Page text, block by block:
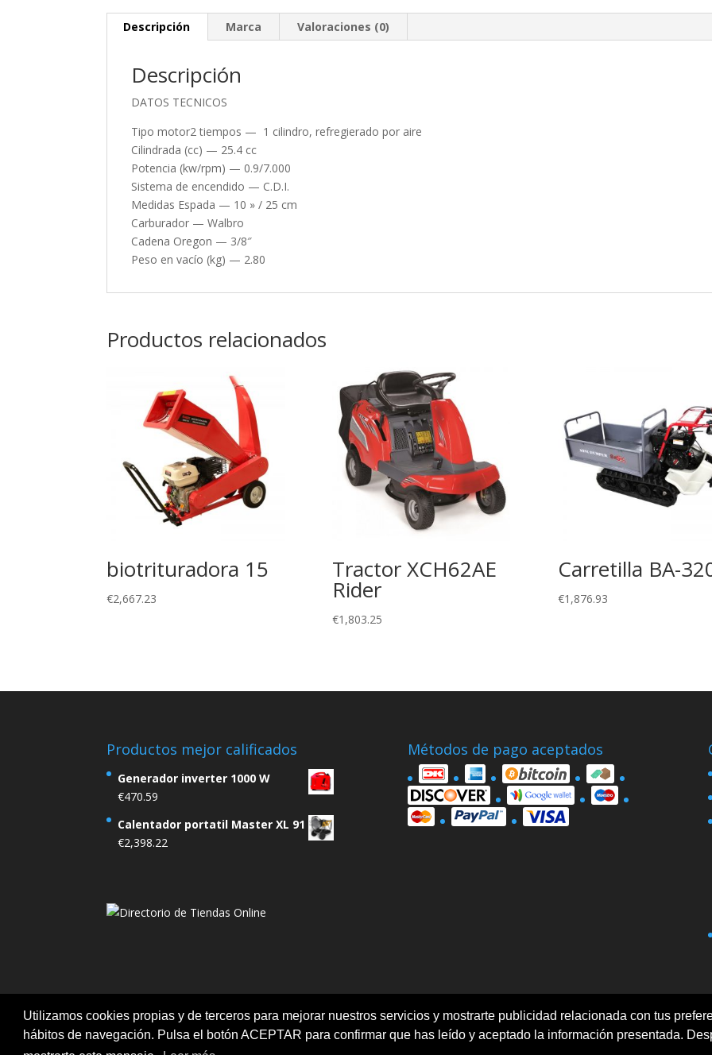
Utilizamos cookies propias y de terceros para mejorar nuestros servicios y mostrarte publicidad relacionada con tus
hábitos de navegación. Pulsa el botón ACEPTAR para confirmar que has leído y aceptado la información presentada.
Descripción Marca Valoraciones (0)
Descripción
DATOS TECNICOS
Tipo motor2 tiempos — 1 cilindro, refregierado por aire
Cilindrada (cc) — 25.4 cc
Potencia (kw/rpm) — 0.9/7.000
Sistema de encendido — C.D.I.
Medidas Espada — 10 » / 25 cm
Carburador — Walbro
Cadena Oregon — 3/8″
Peso en vacío (kg) — 2.80
Productos relacionados
biotrituradora 15
€2,667.23
Tractor XCH62AE
Rider
€1,803.25
Carretilla BA-
€1,876.93
Productos mejor calificados
Generador inverter 1000 W
€470.59
Calentador portatil Master XL 91
€2,398.22
Métodos de pago aceptados
Aviso legal Ofertas Política de Cookies Politica de privacidad Términos y condiciones